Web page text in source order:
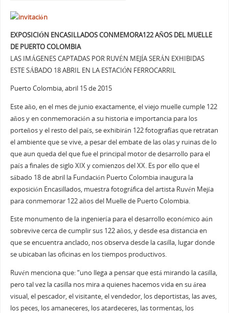
EXPOSICIÓN ENCASILLADOS CONMEMORA122 AÑOS DEL MUELLE
DE PUERTO COLOMBIA
LAS IMÁGENES CAPTADAS POR RUVÉN MEJÍA SERÁN EXHIBIDAS
ESTE SÁBADO 18 ABRIL EN LA ESTACIÓN FERROCARRIL
Puerto Colombia, abril 15 de 2015
Este año, en el mes de junio exactamente, el viejo muelle cumple 122
años y en conmemoración a su historia e importancia para los
porteños y el resto del país, se exhibirán 122 fotografías que retratan
el ambiente que se vive, a pesar del embate de las olas y ruinas de lo
que aun queda del que fue el principal motor de desarrollo para el
país a finales de siglo XIX y comienzos del XX. Es por ello que el
sábado 18 de abril la Fundación Puerto Colombia inaugura la
exposición Encasillados, muestra fotográfica del artista Ruvén Mejía
para conmemorar 122 años del Muelle de Puerto Colombia.
Este monumento de la ingeniería para el desarrollo económico aún
sobrevive cerca de cumplir sus 122 años, y desde esa distancia en
que se encuentra anclado, nos observa desde la casilla, lugar donde
se ubicaban las oficinas en los tiempos productivos.
Ruvén menciona que: “uno llega a pensar que está mirando la casilla,
pero tal vez la casilla nos mira a quienes hacemos vida en su área
visual, el pescador, el visitante, el vendedor, los deportistas, las aves,
los peces, los amaneceres, los atardeceres, las tormentas, los